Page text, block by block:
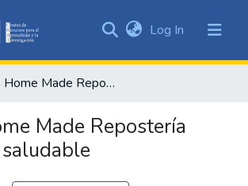
&
Collections
All of DSpace
Statistics
Log In (current)
Melitos Home Made Repostería gourmet y saludable
Made Repostería